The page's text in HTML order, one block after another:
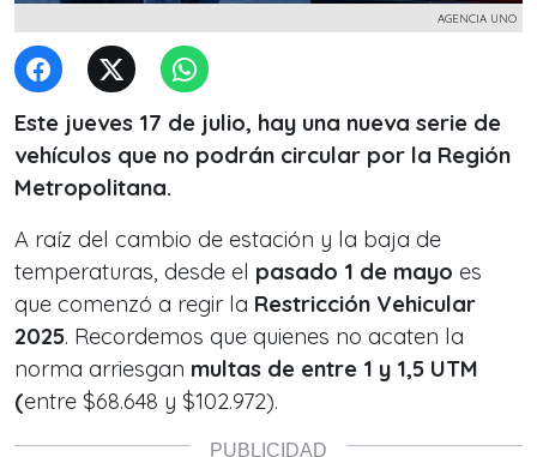
AGENCIA UNO
Este jueves 17 de julio, hay una nueva serie de
vehículos que no podrán circular por la Región
Metropolitana.
A raíz del cambio de estación y la baja de
temperaturas, desde el pasado 1 de mayo es
que comenzó a regir la Restricción Vehicular
2025. Recordemos que quienes no acaten la
norma arriesgan multas de entre 1 y 1,5 UTM
(entre $68.648 y $102.972).